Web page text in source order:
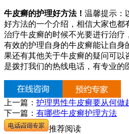
牛皮癣的护理好方法！ 温馨提示：
好方法的一个介绍，相信大家也都
治疗牛皮癣的时候不光要进行治疗
有效的护理自身的牛皮癣能让自身
果还有其他关于牛皮癣的疑问可以
是拨打我们的热线电话，有专业的
上一篇： 护理男性牛皮癣要从何做
下一篇： 有哪些牛皮癣护理方法
推荐阅读